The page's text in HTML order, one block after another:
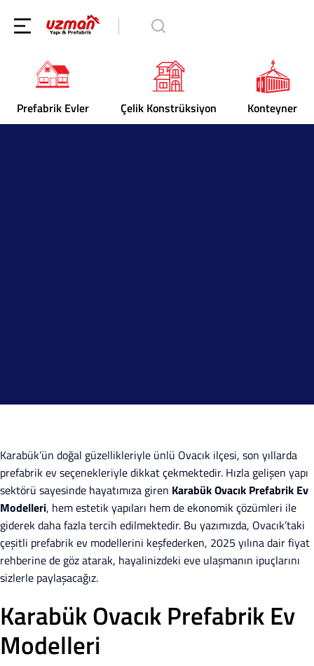
Prefabrik Evler Çelik Konstrüksiyon Konteyner
Karabük’ün doğal güzellikleriyle ünlü Ovacık ilçesi, son yıllarda
prefabrik ev seçenekleriyle dikkat çekmektedir. Hızla gelişen yapı
sektörü sayesinde hayatımıza giren Karabük Ovacık Prefabrik Ev
Modelleri, hem estetik yapıları hem de ekonomik çözümleri ile
giderek daha fazla tercih edilmektedir. Bu yazımızda, Ovacık’taki
çeşitli prefabrik ev modellerini keşfederken, 2025 yılına dair fiyat
rehberine de göz atarak, hayalinizdeki eve ulaşmanın ipuçlarını
sizlerle paylaşacağız.
Karabük Ovacık Prefabrik Ev
Modelleri